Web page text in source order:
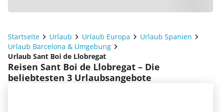
Startseite Urlaub Urlaub Europa
Urlaub Spanien
Urlaub Barcelona & Umgebung
Urlaub Sant Boi de Llobregat
Reisen Sant Boi de Llobregat – Die
beliebtesten 3 Urlaubsangebote